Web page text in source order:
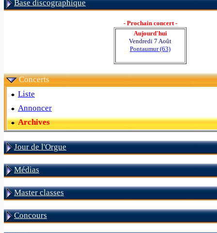
Base discographique
- Prochain concert -
Aujourd'hui
Vendredi 7 Août
Pontaumur (63)
Concerts
Liste
Annoncer
Archives
Jour de l'Orgue
Médias
Master classes
Concours